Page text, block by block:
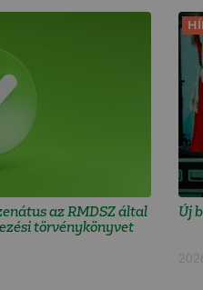
az RMDSZ által
törvénykönyvet
Új